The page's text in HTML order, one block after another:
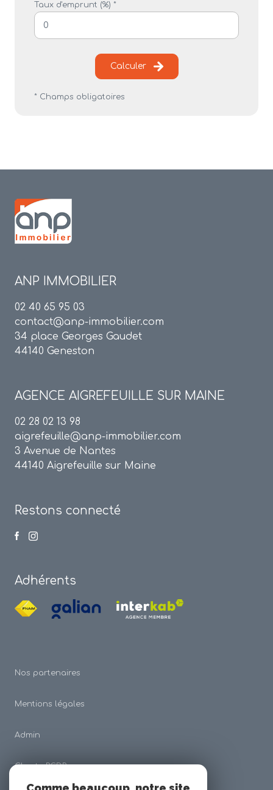
Taux d'emprunt (%) *
Calculer
* Champs obligatoires
ANP IMMOBILIER
02 40 65 95 03
contact@anp-immobilier.com
34 place Georges Gaudet
44140 Geneston
AGENCE AIGREFEUILLE SUR MAINE
02 28 02 13 98
aigrefeuille@anp-immobilier.com
3 Avenue de Nantes
44140 Aigrefeuille sur Maine
Restons connecté
Adhérents
Nos partenaires
Mentions légales
Admin
Charte RGDP